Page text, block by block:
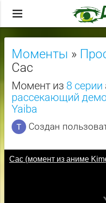
menu
Моменты »
Сас
Момент из 8 серии
рассекающий
Yaiba
Создан